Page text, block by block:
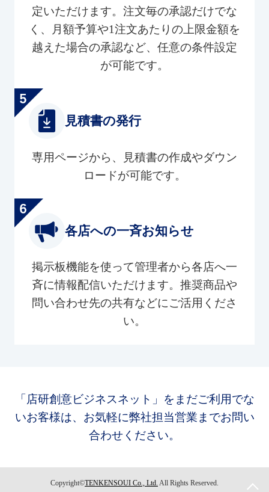
定いただけます。注文毎の承認だけでな
く、月額予算や1注文あたりの上限金額を
越えた場合の承認など、任意の条件設定
が可能です。
見積書の発行
専用ページから、見積書の作成やダウン
ロードが可能です。
各店への一斉お知らせ
掲示板機能を使って管理者から各店へ一
斉に情報配信いただけます。推奨商品や
問い合わせ先の共有などにご活用くださ
い。
「店研創意ビジネスネット」をまだご利用でな
いお客様は、お気軽に弊社担当営業までお問い
合わせください。
Copyright©TENKENSOUI Co., Ltd. All Rights Reserved.